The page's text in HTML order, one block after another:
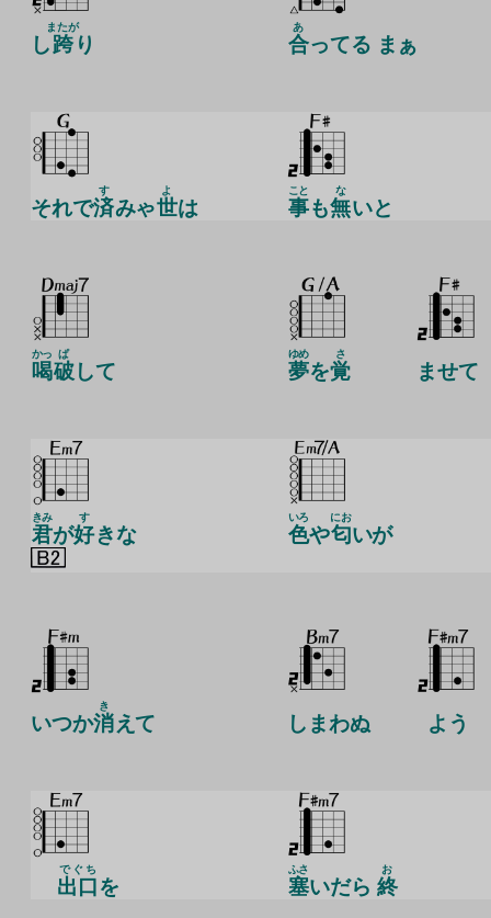
し跨
またが
り 合
あ
ってる まぁ
それで済
す
みゃ世
よ
は 事
こと
も無
な
いと
喝
かっ
破
ぱ
して 夢
ゆめ
を覚
さ
ませて
君
きみ
が好
す
きな 色
いろ
や匂
にお
いが
いつか消
き
えて しまわぬ よう
出口
でぐち
を 塞
ふさ
いだら 終
お